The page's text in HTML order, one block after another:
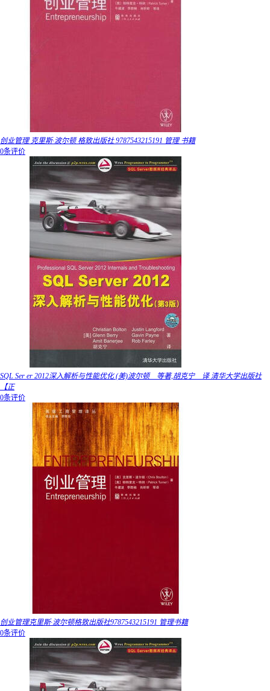
创业管理 克里斯·波尔顿 格致出版社 9787543215191 管理 书籍
0条评价
SQL Ser er 2012深入解析与性能优化 (美)波尔顿 等著,胡克宁 译 清华大学出版社
【正
0条评价
创业管理克里斯·波尔顿格致出版社9787543215191 管理书籍
0条评价